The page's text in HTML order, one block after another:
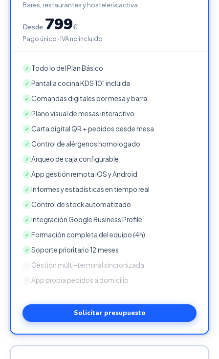
Bares, restaurantes y hostelería activa
Desde 799€
Pago único · IVA no incluido
✓ Todo lo del Plan Básico
✓ Pantalla cocina KDS 10" incluida
✓ Comandas digitales por mesa y barra
✓ Plano visual de mesas interactivo
✓ Carta digital QR + pedidos desde mesa
✓ Control de alérgenos homologado
✓ Arqueo de caja configurable
✓ App gestión remota iOS y Android
✓ Informes y estadísticas en tiempo real
✓ Control de stock automatizado
✓ Integración Google Business Profile
✓ Formación completa del equipo (4h)
✓ Soporte prioritario 12 meses
Gestión multi-terminal sincronizada
App propia pedidos a domicilio
Solicitar presupuesto